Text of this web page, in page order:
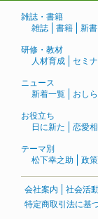
雑誌・書籍
雑誌
書籍 新書
研修・教材
人材育成
セミ
ニュース
新着一覧
おし
お役立ち
日に新た
恋愛
テーマ別
松下幸之助
政
会社案内 社会活
特定商取引法に基